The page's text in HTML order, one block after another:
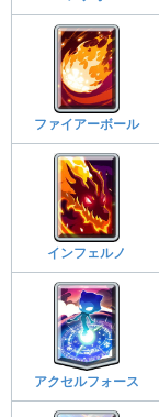
ファイアーボール
インフェルノ
アクセルフォース